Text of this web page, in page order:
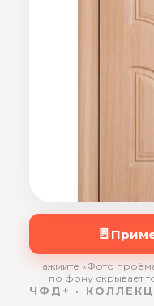
🚪
Нажмите «Фото
по фону скрывает
ЧФД+ ·